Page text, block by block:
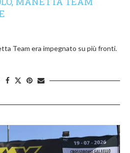
Team era impegnato su più fronti.